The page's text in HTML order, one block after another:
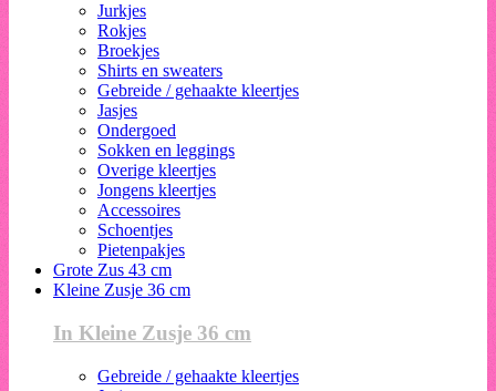
Jurkjes
Rokjes
Broekjes
Shirts en sweaters
Gebreide / gehaakte kleertjes
Jasjes
Ondergoed
Sokken en leggings
Overige kleertjes
Jongens kleertjes
Accessoires
Schoentjes
Pietenpakjes
Grote Zus 43 cm
Kleine Zusje 36 cm
In Kleine Zusje 36 cm
Gebreide / gehaakte kleertjes